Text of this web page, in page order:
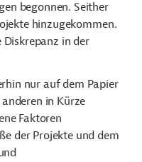
begonnen. Seither
hinzugekommen.
Diskrepanz in der
nur auf dem Papier
in Kürze
Faktoren
der Projekte und dem